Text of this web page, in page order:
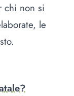
chi non si
le